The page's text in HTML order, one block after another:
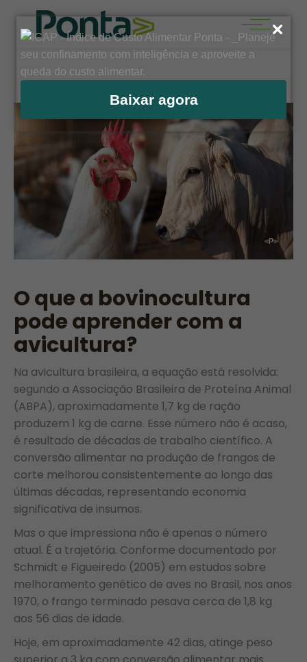
Baixar agora
O que a bovinocultura
pode aprender com a
avicultura?
Na avicultura brasileira, a equação está resolvida:
segundo a Associação Brasileira de Proteína Animal
(ABPA), aproximadamente 1,7 kg de ração
produzem 1 kg de carne. Esse número não é acaso,
é resultado de décadas de trabalho científico. A
conversão alimentar na produção de frangos de
corte melhorou consistentemente ao longo das
últimas décadas, representando economia
significativa de insumos.
Mas o que impressiona não é apenas o número
atual. É a trajetória. Conforme documentado por
Schmidt e Figueiredo (2005) em estudos sobre
melhoramento genético de aves no Brasil, nos anos
1970, o frango terminado pesava cerca de 1,8 kg
aos 56 dias de idade.
Hoje, em aproximadamente 42 dias, atinge peso